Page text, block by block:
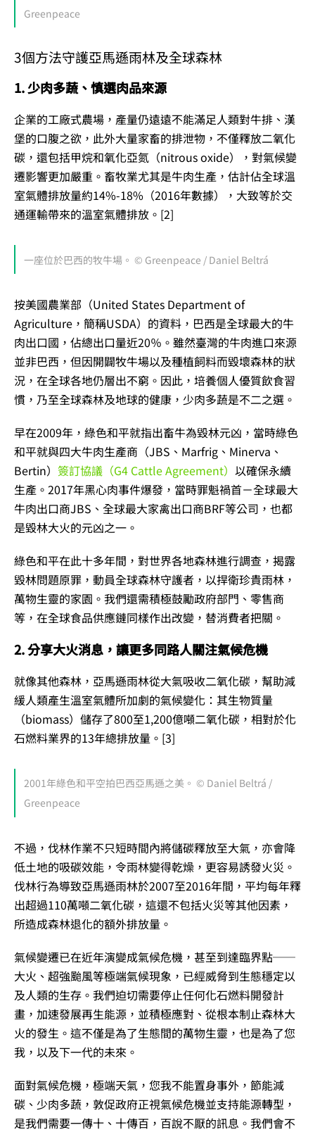
Greenpeace
3個方法守護亞馬遜雨林及全球森林
1. 少肉多蔬、慎選肉品來源
企業的工廠式農場，產量仍遠遠不能滿足人類對牛排、漢
堡的口腹之欲，此外大量家畜的排泄物，不僅釋放二氧化
碳，還包括甲烷和氧化亞氮（nitrous oxide），對氣候變
遷影響更加嚴重。畜牧業尤其是牛肉生產，估計佔全球溫
室氣體排放量約14%-18%（2016年數據），大致等於交
通運輸帶來的溫室氣體排放。[2]
一座位於巴西的牧牛場。 © Greenpeace / Daniel Beltrá
按美國農業部（United States Department of
Agriculture，簡稱USDA）的資料，巴西是全球最大的牛
肉出口國，佔總出口量近20％。雖然臺灣的牛肉進口來源
並非巴西，但因開闢牧牛場以及種植飼料而毀壞森林的狀
況，在全球各地仍層出不窮。因此，培養個人優質飲食習
慣，乃至全球森林及地球的健康，少肉多蔬是不二之選。
早在2009年，綠色和平就指出畜牛為毀林元凶，當時綠色
和平就與四大牛肉生產商（JBS、Marfrig、Minerva、
Bertin） 簽訂協議（G4 Cattle Agreement） 以確保永續
生產。2017年黑心肉事件爆發，當時罪魁禍首－全球最大
牛肉出口商JBS、全球最大家禽出口商BRF等公司，也都
是毀林大火的元凶之一。
綠色和平在此十多年間，對世界各地森林進行調查，揭露
毀林問題原罪，動員全球森林守護者，以捍衛珍貴雨林，
萬物生靈的家園。我們還需積極鼓勵政府部門、零售商
等，在全球食品供應鏈同樣作出改變，替消費者把關。
2. 分享大火消息，讓更多同路人關注氣候危機
就像其他森林，亞馬遜雨林從大氣吸收二氧化碳，幫助減
緩人類產生溫室氣體所加劇的氣候變化：其生物質量
（biomass）儲存了800至1,200億噸二氧化碳，相對於化
石燃料業界的13年總排放量。[3]
2001年綠色和平空拍巴西亞馬遜之美。 © Daniel Beltrá /
Greenpeace
不過，伐林作業不只短時間內將儲碳釋放至大氣，亦會降
低土地的吸碳效能，令雨林變得乾燥，更容易誘發火災。
伐林行為導致亞馬遜雨林於2007至2016年間，平均每年釋
出超過110萬噸二氧化碳，這還不包括火災等其他因素，
所造成森林退化的額外排放量。
氣候變遷已在近年演變成氣候危機，甚至到達臨界點──
大火、超強颱風等極端氣候現象，已經威脅到生態穩定以
及人類的生存。我們迫切需要停止任何化石燃料開發計
畫，加速發展再生能源，並積極應對、從根本制止森林大
火的發生。這不僅是為了生態間的萬物生靈，也是為了您
我，以及下一代的未來。
面對氣候危機，極端天氣，您我不能置身事外，節能減
碳、少肉多蔬，敦促政府正視氣候危機並支持能源轉型，
是我們需要一傳十、十傳百，百說不厭的訊息。我們會不